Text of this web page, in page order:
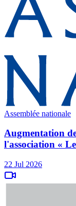
Assemblée nationale
Augmentation
l'association «
22 Jul 2026